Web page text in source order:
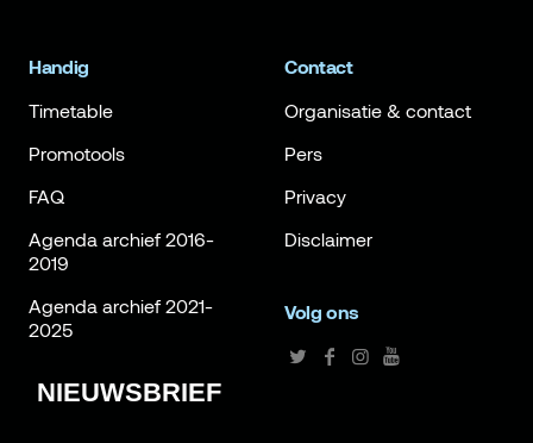
Handig
Timetable
Promotools
FAQ
Agenda archief 2016-
2019
Agenda archief 2021-
2025
Contact
Organisatie & contact
Pers
Privacy
Disclaimer
Volg ons